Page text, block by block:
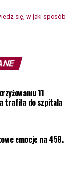
się, w jaki sposób
11
trafiła do szpitala
emocje na 458.